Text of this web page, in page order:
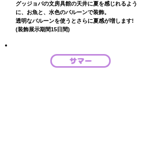
グッジョバの文房具館の天井に夏を感じれるよう
に、お魚と、水色のバルーンで装飾。
​透明なバルーンを使うとさらに夏感が増します!
(装飾展示期間15日間)
サマー